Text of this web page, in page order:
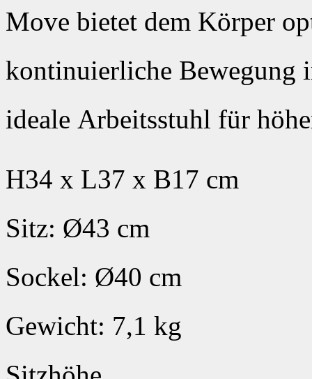
Move bietet dem Körper
kontinuierliche Bewegung
ideale Arbeitsstuhl für
H34 x L37 x B17 cm
Sitz: Ø43 cm
Sockel: Ø40 cm
Gewicht: 7,1 kg